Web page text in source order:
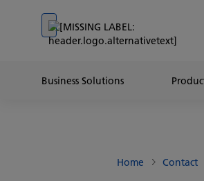
Go to content
Go to footer
Business Solutions
Home Contact